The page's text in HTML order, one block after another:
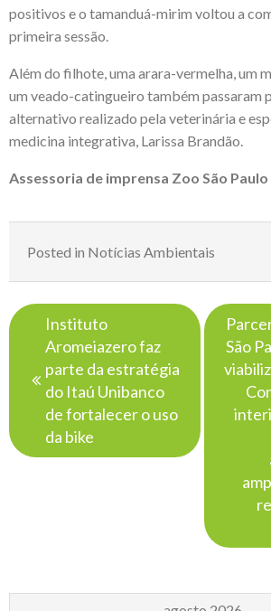
positivos e o tamanduá-mirim voltou a
primeira sessão.
Além do filhote, uma arara-vermelha, um
um veado-catingueiro também passaram
alternativo realizado pela veterinária e
medicina integrativa, Larissa Brandão.
Assessoria de imprensa Zoo São Paulo
Posted in Notícias Ambientais
Navegação
de
Post
Instituto
Aromeiazero faz
parte da estratégia
do Itaú Unibanco
de fortalecer o uso
da bike
São